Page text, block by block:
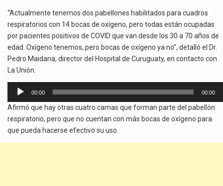
“Actualmente tenemos dos pabellones habilitados para cuadros
respiratorios con 14 bocas de oxígeno, pero todas están ocupadas
por pacientes positivos de COVID que van desde los 30 a 70 años de
edad. Oxígeno tenemos, pero bocas de oxígeno ya no”, detalló el Dr.
Pedro Maidana, director del Hospital de Curuguaty, en contacto con
La Unión.
Reproductor
audio
00:00 00:00
Afirmó que hay otras cuatro camas que forman parte del pabellón
respiratorio, pero que no cuentan con más bocas de oxígeno para
que pueda hacerse efectivo su uso.